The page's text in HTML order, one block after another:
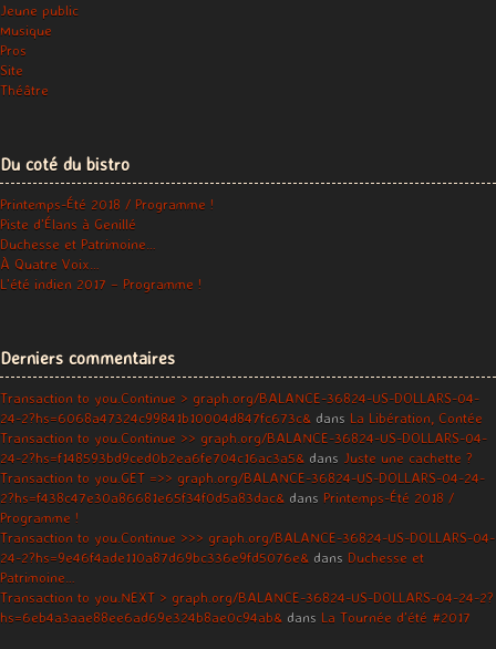
Jeune public
Musique
Pros
Site
Théâtre
Du coté du bistro
Printemps-Été 2018 / Programme !
Piste d’Élans à Genillé
Duchesse et Patrimoine…
À Quatre Voix…
L’été indien 2017 – Programme !
Derniers commentaires
Transaction to you.Continue > graph.org/BALANCE-36824-US-DOLLARS-04-
24-2?hs=6068a47324c99841b10004d847fc673c& dans La Libération, Contée
Transaction to you.Continue >> graph.org/BALANCE-36824-US-DOLLARS-04-
24-2?hs=f148593bd9ced0b2ea6fe704c16ac3a5& dans Juste une cachette ?
Transaction to you.GET =>> graph.org/BALANCE-36824-US-DOLLARS-04-24-
2?hs=f438c47e30a86681e65f34f0d5a83dac& dans Printemps-Été 2018 /
Programme !
Transaction to you.Continue >>> graph.org/BALANCE-36824-US-DOLLARS-04-
24-2?hs=9e46f4ade110a87d69bc336e9fd5076e& dans Duchesse et
Patrimoine…
Transaction to you.NEXT > graph.org/BALANCE-36824-US-DOLLARS-04-24-2?
hs=6eb4a3aae88ee6ad69e324b8ae0c94ab& dans La Tournée d’été #2017